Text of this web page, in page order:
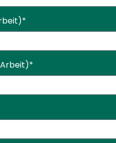
*
*